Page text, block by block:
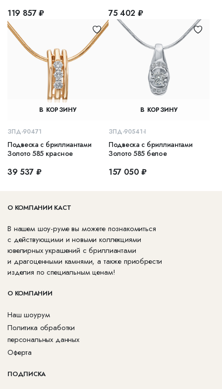
119 857 ₽ 75 402 ₽
В КОРЗИНУ
ЗПД-90471
Подвеска с бриллиантами
Золото 585 красное
39 537 ₽
В КОРЗИНУ
ЗПД-90541-I
Подвеска с бриллиантами
Золото 585 белое
157 050 ₽
О КОМПАНИИ КАСТ
В нашем шоу-руме вы можете познакомиться
с действующими и новыми коллекциями
ювелирных украшений с бриллиантами
и драгоценными камнями, а также приобрести
изделия по специальным ценам!
О КОМПАНИИ
Наш шоурум
Политика обработки
персональных данных
Оферта
ПОДПИСКА